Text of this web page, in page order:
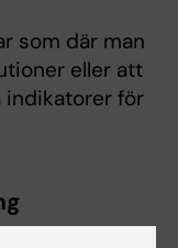
som där man
eller att
för